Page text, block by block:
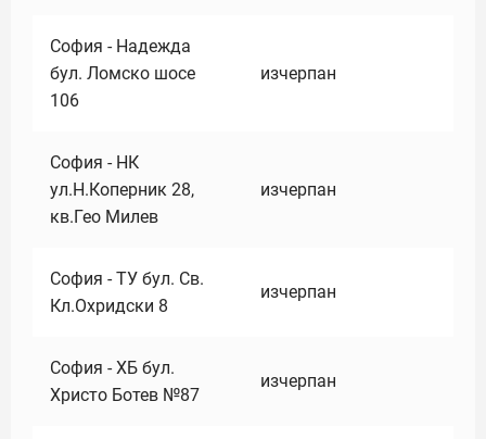
София - Надежда
бул. Ломско шосе
106
изчерпан
София - НК
ул.Н.Коперник 28,
кв.Гео Милев
изчерпан
София - ТУ бул. Св.
Кл.Охридски 8
изчерпан
София - ХБ бул.
Христо Ботев №87
изчерпан